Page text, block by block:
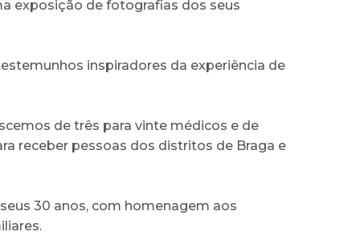
exposição de fotografias dos seus
inspiradores da experiência de
de três para vinte médicos e de
receber pessoas dos distritos de Braga e
30 anos, com homenagem aos